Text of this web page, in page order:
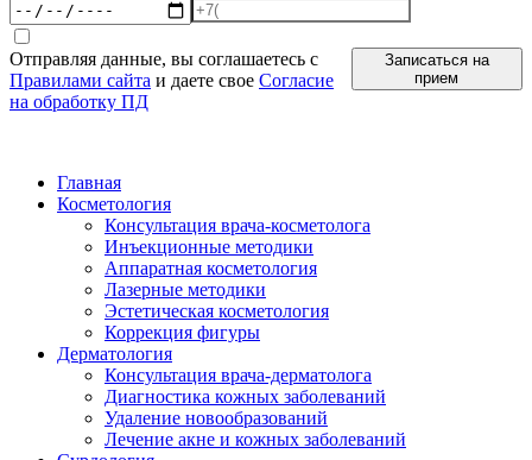
Отправляя данные, вы соглашаетесь с
Правилами сайтаи даете своеСогласие
на обработку ПД
прием
Косметология
Консультация врача-косметолога
Инъекционные методики
Аппаратная косметология
Лазерные методики
Эстетическая косметология
Коррекция фигуры
Дерматология
Консультация врача-дерматолога
Диагностика кожных заболеваний
Удаление новообразований
Лечение акне и кожных заболеваний
Сурдология